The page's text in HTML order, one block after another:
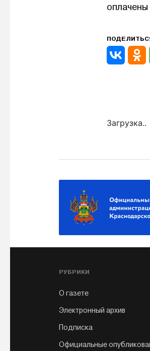
Загрузка..
РУБРИКИ
О газете
Электронный архив
Подписка
Официальные